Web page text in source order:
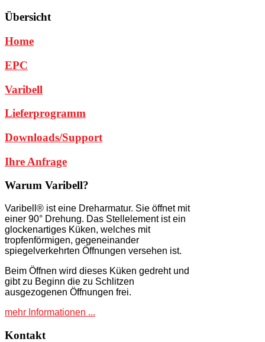
Übersicht
Home
EPC
Varibell
Lieferprogramm
Downloads/Support
Ihre Anfrage
Warum Varibell?
Varibell® ist eine Dreharmatur. Sie öffnet mit
einer 90° Drehung. Das Stellelement ist ein
glockenartiges Küken, welches mit
tropfenförmigen, gegeneinander
spiegelverkehrten Öffnungen versehen ist.
Beim Öffnen wird dieses Küken gedreht und
gibt zu Beginn die zu Schlitzen
ausgezogenen Öffnungen frei.
mehr Informationen ...
Kontakt